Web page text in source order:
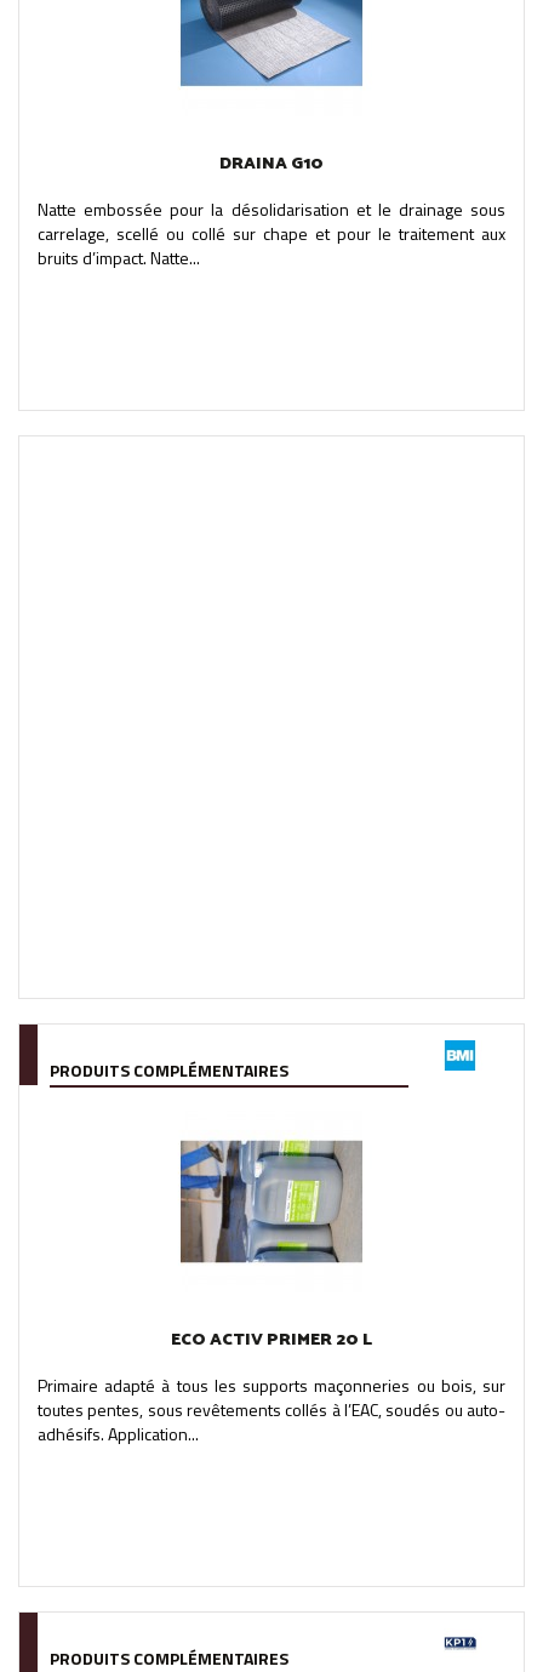
DRAINA G10
Natte embossée pour la désolidarisation et le drainage sous
carrelage, scellé ou collé sur chape et pour le traitement aux
bruits d’impact. Natte...
PRODUITS COMPLÉMENTAIRES
ECO ACTIV PRIMER 20 L
Primaire adapté à tous les supports maçonneries ou bois, sur
toutes pentes, sous revêtements collés à l’EAC, soudés ou auto-
adhésifs. Application...
PRODUITS COMPLÉMENTAIRES